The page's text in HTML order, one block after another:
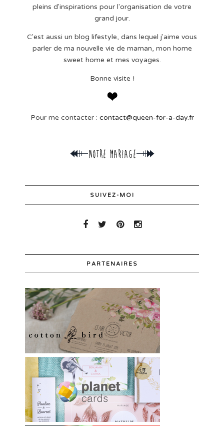
pleins d'inspirations pour l'organisation de votre
grand jour.
C'est aussi un blog lifestyle, dans lequel j'aime vous
parler de ma nouvelle vie de maman, mon home
sweet home et mes voyages.
Bonne visite !
Pour me contacter : contact@queen-for-a-day.fr
SUIVEZ-MOI
PARTENAIRES